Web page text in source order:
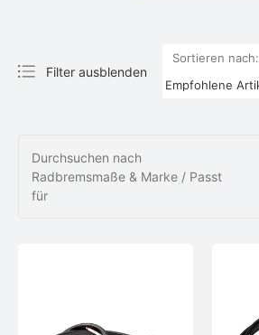
Filter ausblenden
Sortieren nach:
Durchsuchen nach
Radbremsmaße & Marke / Passt
für